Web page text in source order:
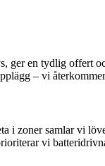
ger en tydlig offert
– vi
i zoner samlar vi
vi